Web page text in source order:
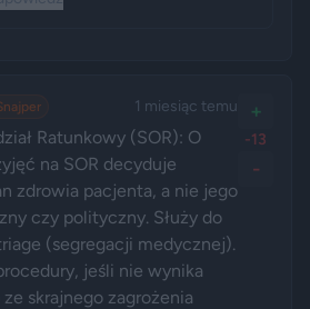
1 miesiąc temu
Ratunkowy (SOR): O
na SOR decyduje
zdrowia pacjenta, a nie jego
czy polityczny. Służy do
(segregacji medycznej).
jeśli nie wynika
skrajnego zagrożenia
+
-13
-